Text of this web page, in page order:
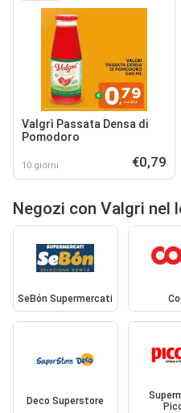
Valgrì Passata Densa di
Pomodoro
10 giorni €0,79
Negozi con Valgri nel
SeBón Supermercati
Deco Superstore